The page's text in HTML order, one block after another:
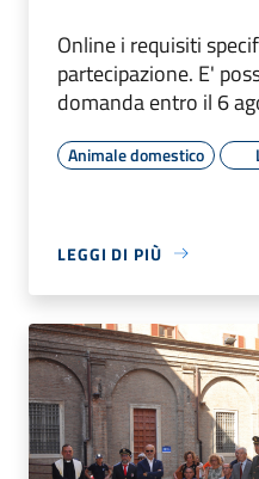
Online i requisiti
partecipazione. E'
domanda entro il 6
Animale domestico
LEGGI DI PIÙ